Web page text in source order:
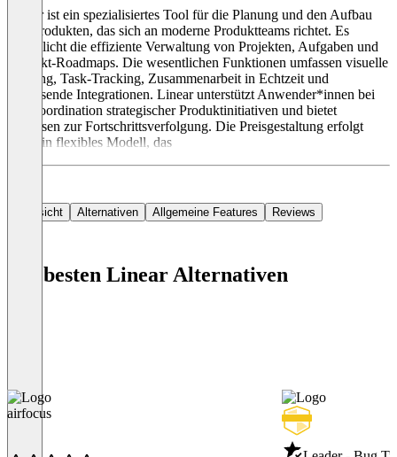
Linear ist ein spezialisiertes Tool für die Planung und den Aufbau
von Produkten, das sich an moderne Produktteams richtet. Es
ermöglicht die effiziente Verwaltung von Projekten, Aufgaben und
Produkt-Roadmaps. Die wesentlichen Funktionen umfassen visuelle
Planung, Task-Tracking, Zusammenarbeit in Echtzeit und
umfassende Integrationen. Linear unterstützt Anwender*innen bei
der Koordination strategischer Produktinitiativen und bietet
Analysen zur Fortschrittsverfolgung. Die Preisgestaltung erfolgt
über ein flexibles Modell, das
Übersicht Alternativen Allgemeine Features Reviews
Die besten Linear Alternativen
airfocus